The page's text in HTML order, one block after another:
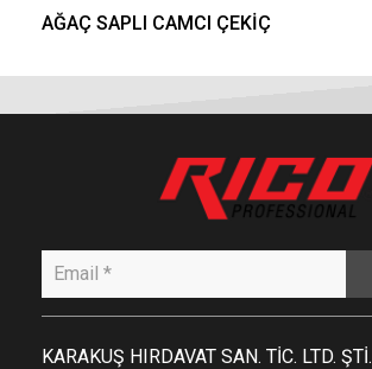
AĞAÇ SAPLI CAMCI ÇEKİÇ
KARAKUŞ HIRDAVAT SAN. TİC. LTD. ŞTİ.